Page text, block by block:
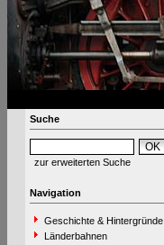
Suche
zur erweiterten Suche
Navigation
Geschichte & Hintergründe
Länderbahnen